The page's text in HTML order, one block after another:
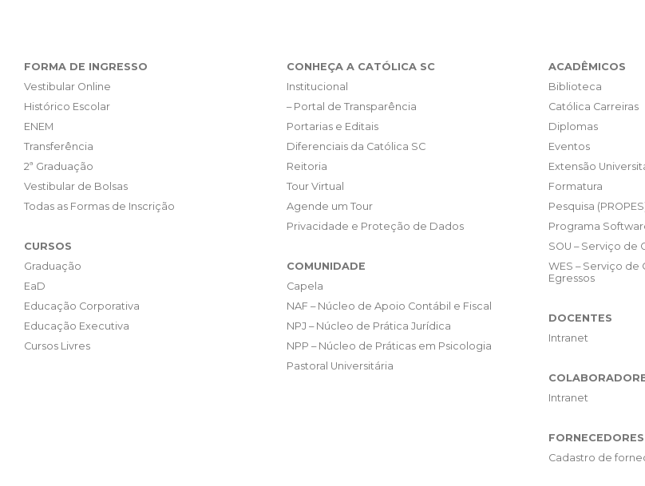
FORMA DE INGRESSO
Vestibular Online
Histórico Escolar
ENEM
Transferência
2ª Graduação
Vestibular de Bolsas
Todas as Formas de Inscrição
CURSOS
Graduação
EaD
Educação Corporativa
Educação Executiva
Cursos Livres
CONHEÇA A CATÓLICA SC
Institucional
– Portal de Transparência
Portarias e Editais
Diferenciais da Católica SC
Reitoria
Tour Virtual
Agende um Tour
Privacidade e Proteção de Dados
COMUNIDADE
Capela
NAF – Núcleo de Apoio Contábil e Fiscal
NPJ – Núcleo de Prática Jurídica
NPP – Núcleo de Práticas em Psicologia
Pastoral Universitária
ACADÊMICOS
Biblioteca
Católica Carreiras
Diplomas
Eventos
Extensão
Formatura
Pesquisa
Programa
SOU – Serviço de
WES – Serviço
Egressos
DOCENTES
Intranet
Intranet
FORNECEDORES
Cadastro de